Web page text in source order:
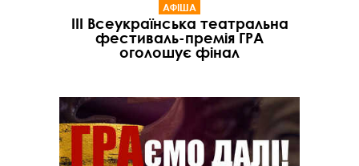
АФІША
ІІІ Всеукраїнська театральна
фестиваль-премія ГРА
оголошує фінал